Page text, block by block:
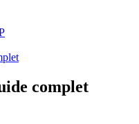
complet